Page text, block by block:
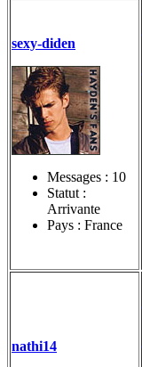
sexy-diden
Messages : 10
Statut :
Arrivante
Pays : France
nathi14